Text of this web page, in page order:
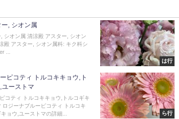
, シオン属
シオン属 清涼殿 アスター, シオン
殿 アスター, シオン属科: キク科シ
...
は行
ピコティ トルコキキョウ,ト
ユーストマ
コティ トルコキキョウ,トルコギキ
ロジーナブルーピコティ トルコキ
ョウ,ユーストマの詳細...
ら行